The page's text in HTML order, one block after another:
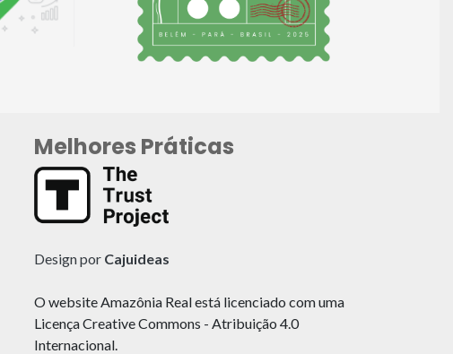
Melhores Práticas
Design por Cajuideas
O website Amazônia Real está licenciado com uma
Licença Creative Commons - Atribuição 4.0
Internacional.